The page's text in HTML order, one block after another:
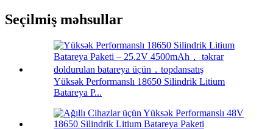
Seçilmiş məhsullar
Yüksək Performanslı 18650 Silindrik Litium
Batareya P...